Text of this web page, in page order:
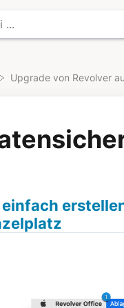
​Upgrade von Revolver
einfach